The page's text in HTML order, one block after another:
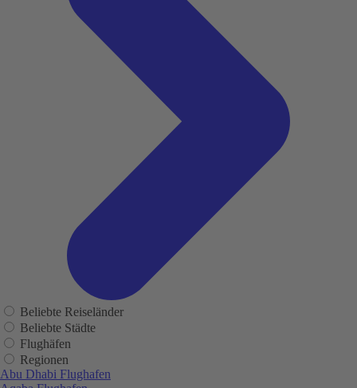
Beliebte Reiseländer
Beliebte Städte
Flughäfen
Regionen
Abu Dhabi Flughafen